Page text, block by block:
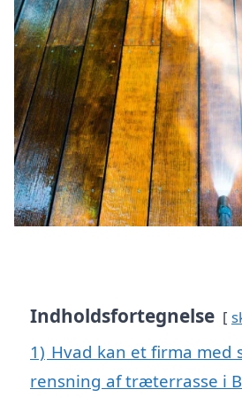
Indholdsfortegnelse
1) Hvad kan et firma med
rensning af træterrasse i